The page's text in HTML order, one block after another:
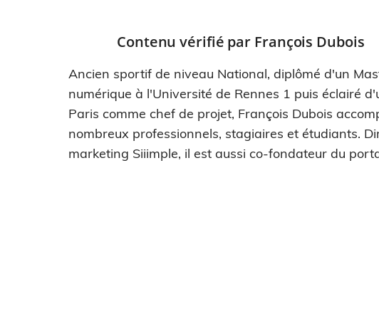
Contenu vérifié par François Dubois
Ancien sportif de niveau National, diplômé d'un
numérique à l'Université de Rennes 1 puis éclairé
Paris comme chef de projet, François Dubois
nombreux professionnels, stagiaires et étudiants.
marketing Siiimple, il est aussi co-fondateur du